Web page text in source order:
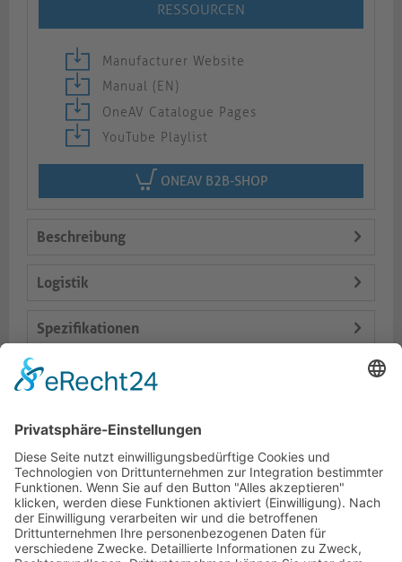
RESSOURCEN
Manufacturer Website
Manual (EN)
OneAV Catalogue Pages
YouTube Playlist
ONEAV B2B-SHOP
Beschreibung
Logistik
Spezifikationen
Lieferumfang
Varianten
Dokumente